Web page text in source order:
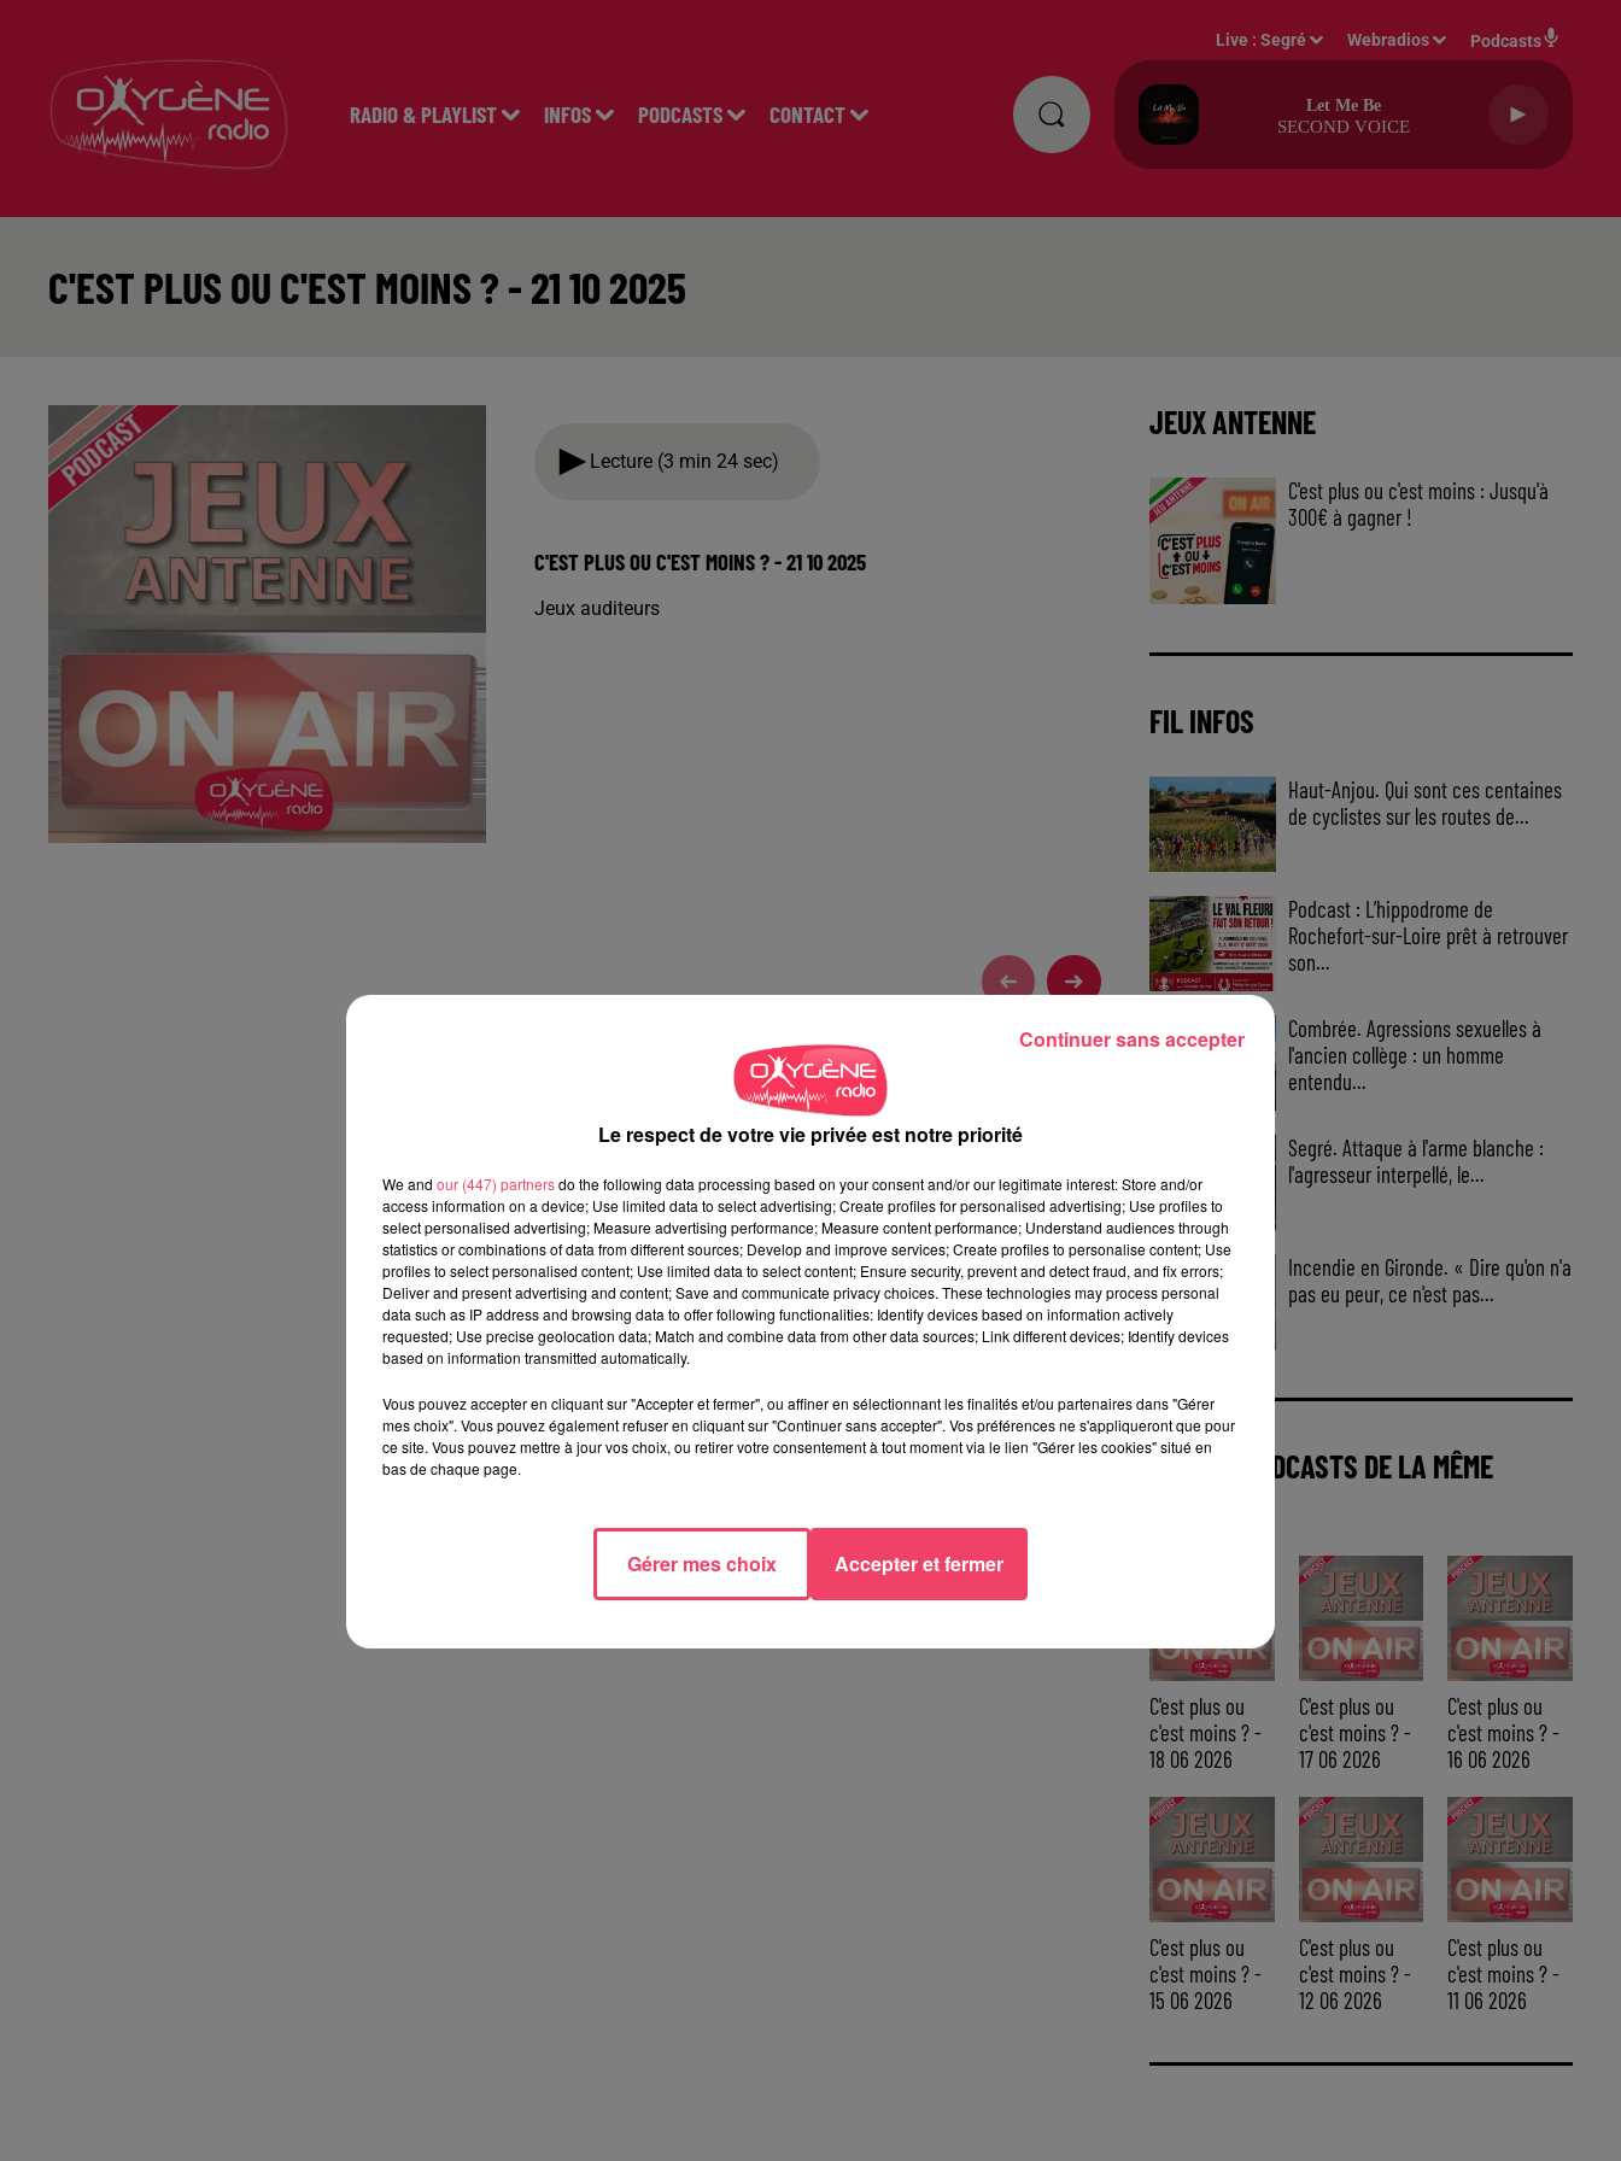
RADIO & PLAYLIST INFOS PODCASTS CONTACT
Live :Segré Webradios Podcasts
Let Me Be
SECOND VOICE
C'EST PLUS OU C'EST MOINS ? - 21 10 2025
Lecture (3 min 24 sec)
C'EST PLUS OU C'EST MOINS ? - 21 10 2025
Jeux auditeurs
JEUX ANTENNE
C'est plus ou c'est moins : Jusqu'à
300€ à gagner !
FIL INFOS
Haut-Anjou. Qui sont ces centaines
de cyclistes sur les routes de...
Podcast : L’hippodrome de
Rochefort-sur-Loire prêt à retrouver
son...
Combrée. Agressions sexuelles à
l'ancien collège : un homme
entendu...
Segré. Attaque à l'arme blanche :
l'agresseur interpellé, le...
Incendie en Gironde. « Dire qu'on n'a
pas eu peur, ce n'est pas...
AUTRES PODCASTS DE LA MÊME
C'est plus ou
c'est moins ? -
18 06 2026
C'est plus ou
c'est moins ? -
17 06 2026
C'est plus ou
c'est moins ? -
16 06 2026
C'est plus ou
c'est moins ? -
15 06 2026
C'est plus ou
c'est moins ? -
12 06 2026
C'est plus ou
c'est moins ? -
11 06 2026
Le respect de votre vie privée est notre priorité
We and our (447) partnersdo the following data processing based on your consent and/or our legitimate interest: Store and/or
access information on a device; Use limited data to select advertising; Create profiles for personalised advertising; Use profiles to
select personalised advertising; Measure advertising performance; Measure content performance; Understand audiences through
statistics or combinations of data from different sources; Develop and improve services; Create profiles to personalise content; Use
profiles to select personalised content; Use limited data to select content; Ensure security, prevent and detect fraud, and fix errors;
Deliver and present advertising and content; Save and communicate privacy choices. These technologies may process personal
data such as IP address and browsing data to offer following functionalities: Identify devices based on information actively
requested; Use precise geolocation data; Match and combine data from other data sources; Link different devices; Identify devices
based on information transmitted automatically.
Vous pouvez accepter en cliquant sur "Accepter et fermer", ou affiner en sélectionnant les finalités et/ou partenaires dans "Gérer
mes choix". Vous pouvez également refuser en cliquant sur "Continuer sans accepter". Vos préférences ne s'appliqueront que pour
ce site. Vous pouvez mettre à jour vos choix, ou retirer votre consentement à tout moment via le lien "Gérer les cookies" situé en
bas de chaque page.
Gérer mes choix Accepter et fermer
Continuer sans accepter